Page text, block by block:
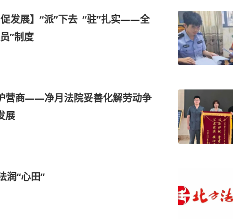
促发展】“派”下去 “驻”扎实——全
”制度
营商——净月法院妥善化解劳动争
展
润“心田”